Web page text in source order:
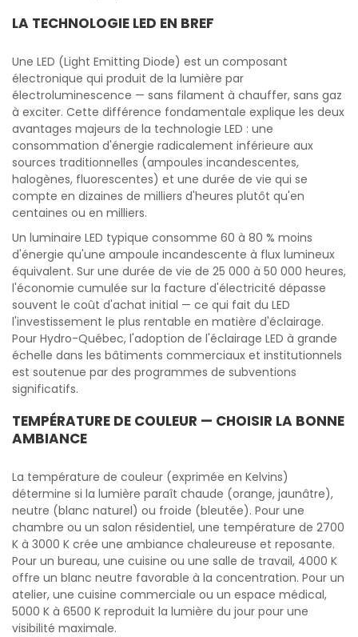
LA TECHNOLOGIE LED EN BREF
Une LED (Light Emitting Diode) est un composant
électronique qui produit de la lumière par
électroluminescence — sans filament à chauffer, sans gaz
à exciter. Cette différence fondamentale explique les deux
avantages majeurs de la technologie LED : une
consommation d'énergie radicalement inférieure aux
sources traditionnelles (ampoules incandescentes,
halogènes, fluorescentes) et une durée de vie qui se
compte en dizaines de milliers d'heures plutôt qu'en
centaines ou en milliers.
Un luminaire LED typique consomme 60 à 80 % moins
d'énergie qu'une ampoule incandescente à flux lumineux
équivalent. Sur une durée de vie de 25 000 à 50 000 heures,
l'économie cumulée sur la facture d'électricité dépasse
souvent le coût d'achat initial — ce qui fait du LED
l'investissement le plus rentable en matière d'éclairage.
Pour Hydro-Québec, l'adoption de l'éclairage LED à grande
échelle dans les bâtiments commerciaux et institutionnels
est soutenue par des programmes de subventions
significatifs.
TEMPÉRATURE DE COULEUR — CHOISIR LA BONNE
AMBIANCE
La température de couleur (exprimée en Kelvins)
détermine si la lumière paraît chaude (orange, jaunâtre),
neutre (blanc naturel) ou froide (bleutée). Pour une
chambre ou un salon résidentiel, une température de 2700
K à 3000 K crée une ambiance chaleureuse et reposante.
Pour un bureau, une cuisine ou une salle de travail, 4000 K
offre un blanc neutre favorable à la concentration. Pour un
atelier, une cuisine commerciale ou un espace médical,
5000 K à 6500 K reproduit la lumière du jour pour une
visibilité maximale.